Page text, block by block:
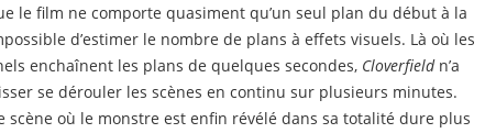
le film ne comporte quasiment qu’un seul plan du début à la
d’estimer le nombre de plans à effets visuels. Là où les
enchaînent les plans de quelques secondes, Cloverfieldn’a
se dérouler les scènes en continu sur plusieurs minutes.
scène où le monstre est enfin révélé dans sa totalité dure plus